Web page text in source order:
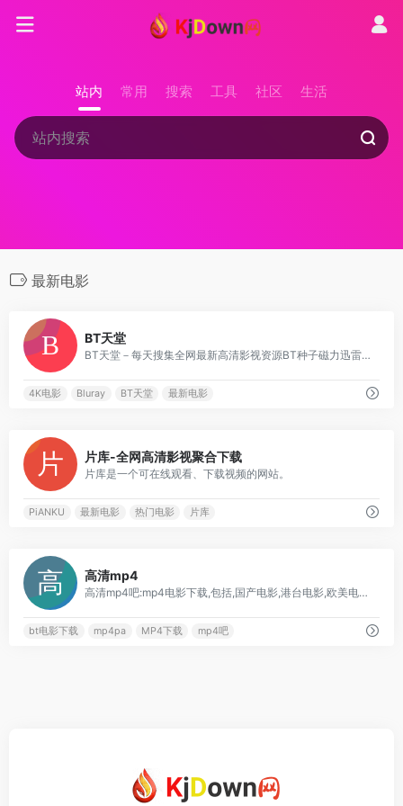
站内 常用 搜索 工具 社区 生活
最新电影
BT天堂
BT天堂－每天搜集全网最新高清影视资源BT种子磁力迅雷下载！
4K电影 Bluray BT天堂 最新电影
片库-全网高清影视聚合下载
片库是一个可在线观看、下载视频的网站。
PiANKU 最新电影 热门电影 片库
高清mp4
高清mp4吧:mp4电影下载,包括,国产电影,港台电影,欧美电影,日韩电影,海外电影,动画电影,最新电影,电影MP4,限制级大片,bt电影下载
bt电影下载 mp4pa MP4下载 mp4吧